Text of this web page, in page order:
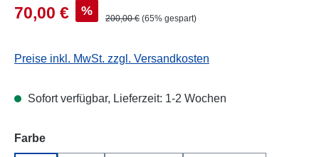
70,00 € %
200,00 € (65% gespart)
Preise inkl. MwSt. zzgl. Versandkosten
Sofort verfügbar, Lieferzeit: 1-2 Wochen
Farbeauswählen